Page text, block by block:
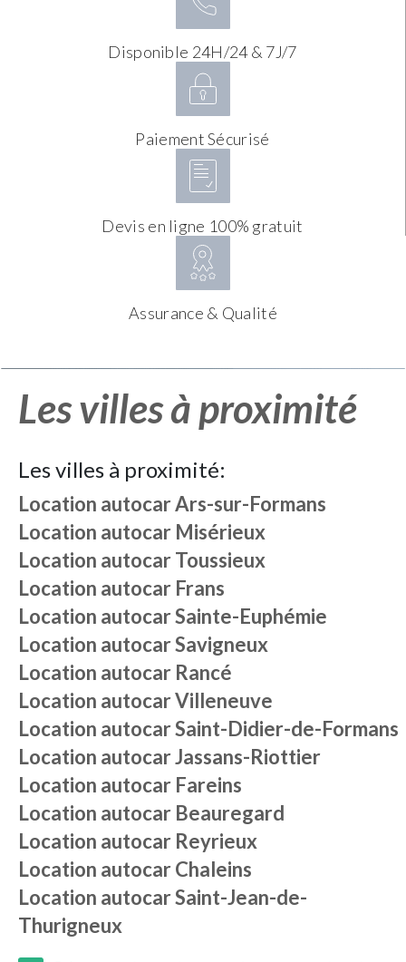
Disponible 24H/24 & 7J/7
Paiement Sécurisé
Devis en ligne 100% gratuit
Assurance & Qualité
Les villes à proximité
Les villes à proximité:
Location autocarArs-sur-Formans
Location autocar Misérieux
Location autocarToussieux
Location autocar Frans
Location autocarSainte-Euphémie
Location autocarSavigneux
Location autocar Rancé
Location autocarVilleneuve
Location autocarSaint-Didier-de-Formans
Location autocarJassans-Riottier
Location autocar Fareins
Location autocar Beauregard
Location autocar Reyrieux
Location autocarChaleins
Location autocarSaint-Jean-de-
Thurigneux